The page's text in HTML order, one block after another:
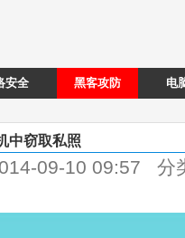
安全 黑客攻防 电
中窃取私照
09-10 09:57 分